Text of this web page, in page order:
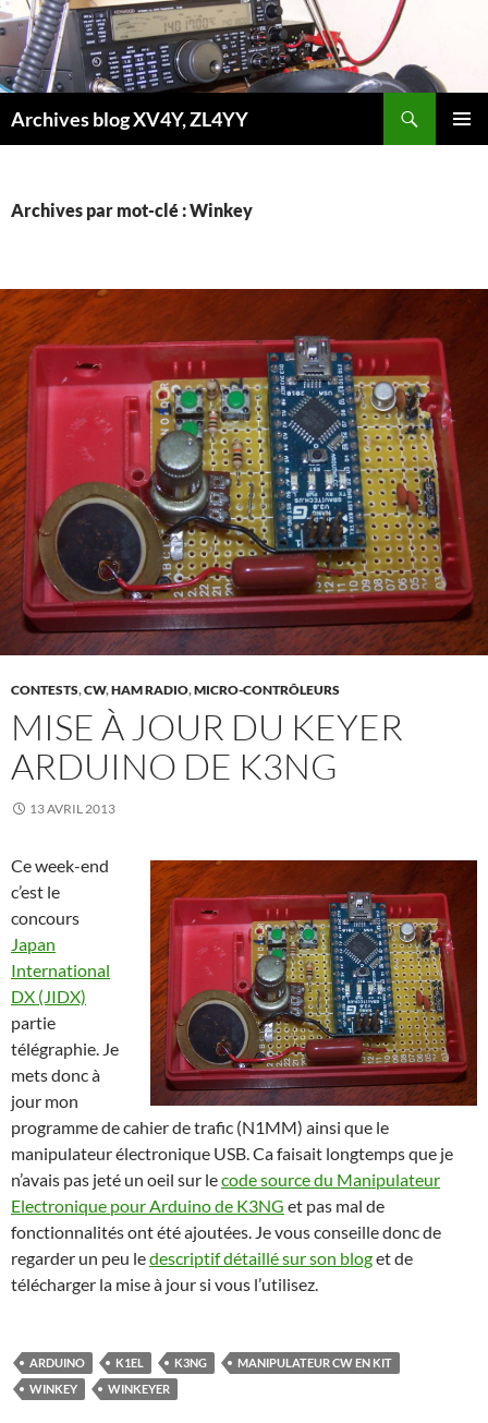
Aller
au
contenu
Archives blog XV4Y, ZL4YY
Archives par mot-clé : Winkey
CONTESTS,CW,HAM RADIO,MICRO-CONTRÔLEURS
MISE À JOUR DU KEYER
ARDUINO DE K3NG
13 AVRIL 2013
Ce week-end
c’est le
concours
Japan
International
DX (JIDX)
partie
télégraphie. Je
mets donc à
jour mon
programme de cahier de trafic (N1MM) ainsi que le
manipulateur électronique USB. Ca faisait longtemps que je
n’avais pas jeté un oeil sur lecode source du Manipulateur
Electronique pour Arduino de K3NG et pas mal de
fonctionnalités ont été ajoutées. Je vous conseille donc de
regarder un peu ledescriptif détaillé sur son bloget de
télécharger la mise à jour si vous l’utilisez.
ARDUINO K1EL K3NG
MANIPULATEUR CW EN KIT
WINKEY
WINKEYER